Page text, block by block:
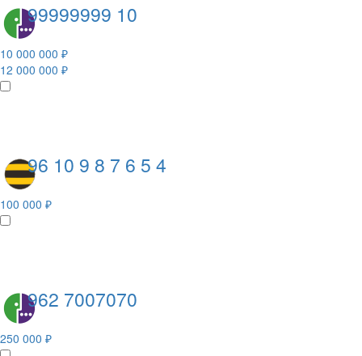
99999999 10
10 000 000 ₽
12 000 000 ₽
96 10 9 8 7 6 5 4
100 000 ₽
962 7007070
250 000 ₽